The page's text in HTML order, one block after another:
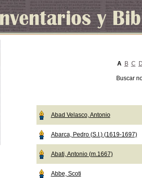
A B C
Buscar
Abad Velasco, Antonio
Abarca, Pedro (S.I.) (1619-1697)
Abati, Antonio (m.1667)
Abbe, Scoti